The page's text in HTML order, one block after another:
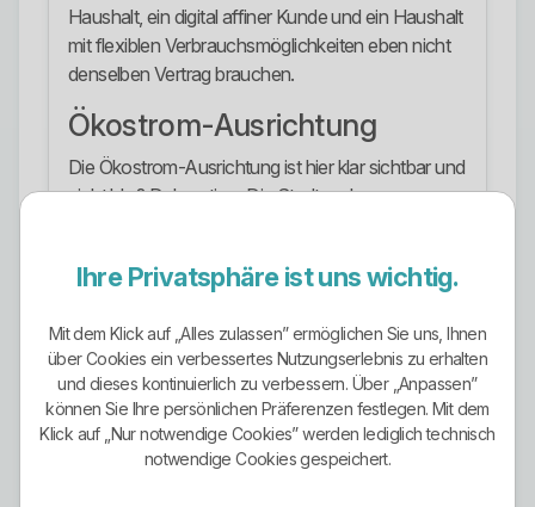
Haushalt, ein digital affiner Kunde und ein Haushalt
mit flexiblen Verbrauchsmöglichkeiten eben nicht
denselben Vertrag brauchen.
Ökostrom-Ausrichtung
Die Ökostrom-Ausrichtung ist hier klar sichtbar und
nicht bloß Dekoration. Die Stadtwerke
basieren. Der größte Teil stammt laut
Zusätzlich haben die Stadtwerke angekündigt,
dass seit dem 1. Januar 2026 alle Privat- und
Gewerbekunden automatisch mit Grünstrom
versorgt werden. Das ist deutlich mehr als ein
einzelnes grünes Nischenprodukt.
Ihre Privatsphäre ist uns wichtig.
Mit dem Klick auf „Alles zulassen” ermöglichen Sie uns, Ihnen
über Cookies ein verbessertes Nutzungserlebnis zu erhalten
und dieses kontinuierlich zu verbessern. Über „Anpassen”
können Sie Ihre persönlichen Präferenzen festlegen. Mit dem
Klick auf „Nur notwendige Cookies” werden lediglich technisch
notwendige Cookies gespeichert.